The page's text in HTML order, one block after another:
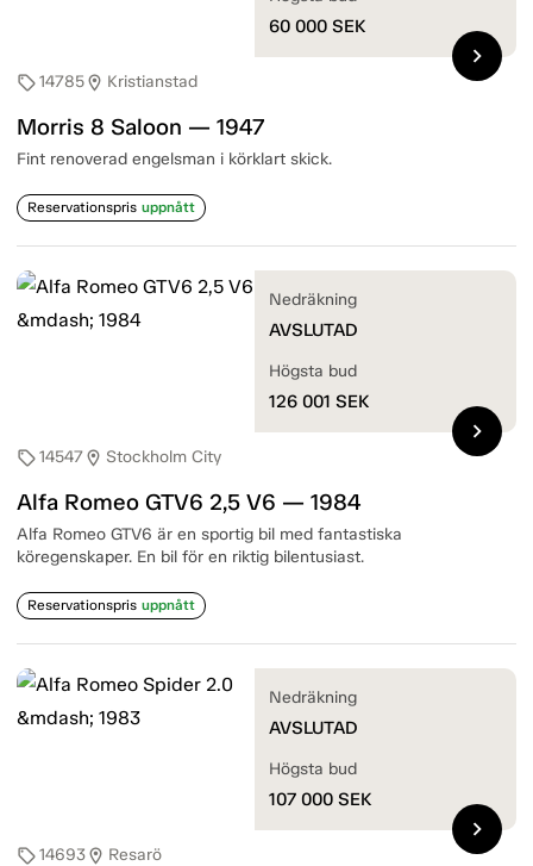
sell14785location_on Kristianstad
Morris 8 Saloon — 1947
Fint renoverad engelsman i körklart skick.
Reservationspris uppnått
60 000 SEK
chevron_right
sell14547location_on Stockholm City
Alfa Romeo GTV6 2,5 V6 — 1984
Alfa Romeo GTV6 är en sportig bil med fantastiska
köregenskaper. En bil för en riktig bilentusiast.
Reservationspris uppnått
Nedräkning
AVSLUTAD
Högsta bud
126 001 SEK
chevron_right
sell14693location_on Resarö
Nedräkning
AVSLUTAD
Högsta bud
107 000 SEK
chevron_right